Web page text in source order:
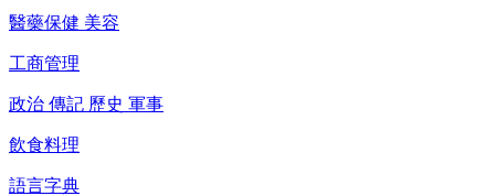
醫藥保健 美容
工商管理
政治 傳記 歷史 軍事
飲食料理
語言字典